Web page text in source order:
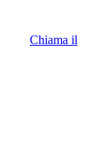
Chiama il